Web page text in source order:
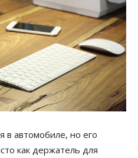
в автомобиле, но его
как держатель для